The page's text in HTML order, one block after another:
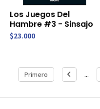
Los Juegos Del
Hambre #3 - Sinsajo
$23.000
Primero ...